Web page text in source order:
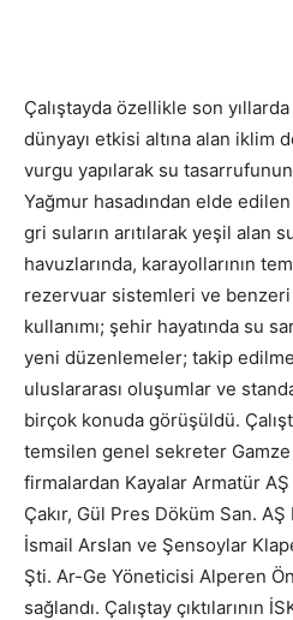
Çalıştayda özellikle son
dünyayı etkisi altına alan iklim
vurgu yapılarak su
Yağmur hasadından elde
gri suların arıtılarak yeşil alan
havuzlarında, karayollarının
rezervuar sistemleri ve
kullanımı; şehir hayatında su
yeni düzenlemeler; takip
uluslararası oluşumlar ve
birçok konuda görüşüldü.
temsilen genel sekreter
firmalardan Kayalar Armatür
Çakır, Gül Pres Döküm San.
İsmail Arslan ve Şensoylar
Şti. Ar-Ge Yöneticisi Alperen
sağlandı. Çalıştay çıktılarının